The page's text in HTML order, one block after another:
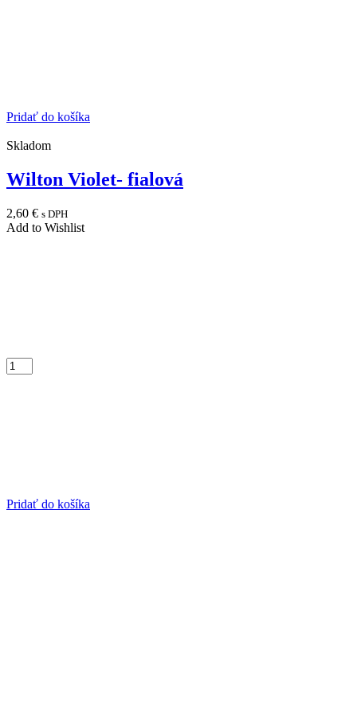
Pridať do košíka
Skladom
Wilton Violet- fialová
2,60 € s DPH
Add to Wishlist
Pridať do košíka